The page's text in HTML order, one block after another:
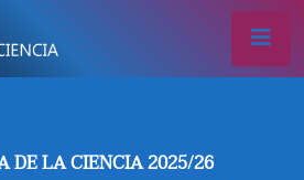
DE LA CIENCIA 2025/26